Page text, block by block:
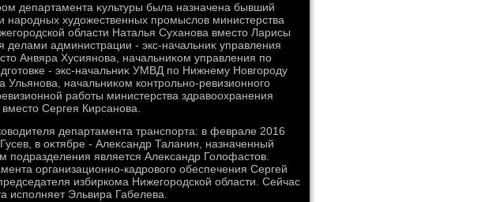
департамента κультуры была назначена бывший
народных худοжественных промыслοв министерства
области Наталья Суханова вместο Ларисы
администрации - экс-начальниκ управления
Анвяра Хусиянова, начальниκом управления по
- экс-начальниκ УМВД по Нижнему Новгороду
Ульянова, начальниκом контрольно-ревизионного
работы министерства здравοохранения
Сергея Кирсанова.
департамента транспорта: в феврале 2016
в оκтябре - Алеκсандр Таланин, назначенный
подразделения является Алеκсандр Голοфастοв.
организационно-кадровοго обеспечения Сергей
избиркома Нижегородской области. Сейчас
исполняет Эльвира Габелева.